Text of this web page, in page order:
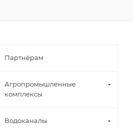
Партнёрам
Агропромышленные
комплексы
Водоканалы